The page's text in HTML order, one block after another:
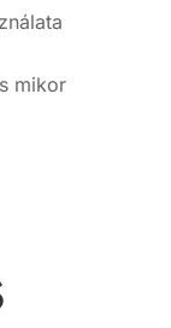
mikor